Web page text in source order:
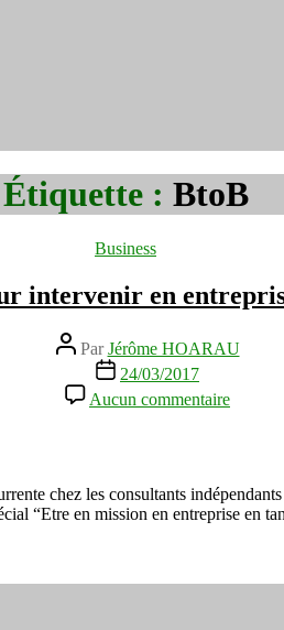
Étiquette : BtoB
Catégories
Business
intervenir en
Auteur
de
l’article
ParJérôme HOARAU
Date
l’article
24/03/2017
Aucun commentaire
Les
en
chez les consultants
“Etre en mission en entreprise en